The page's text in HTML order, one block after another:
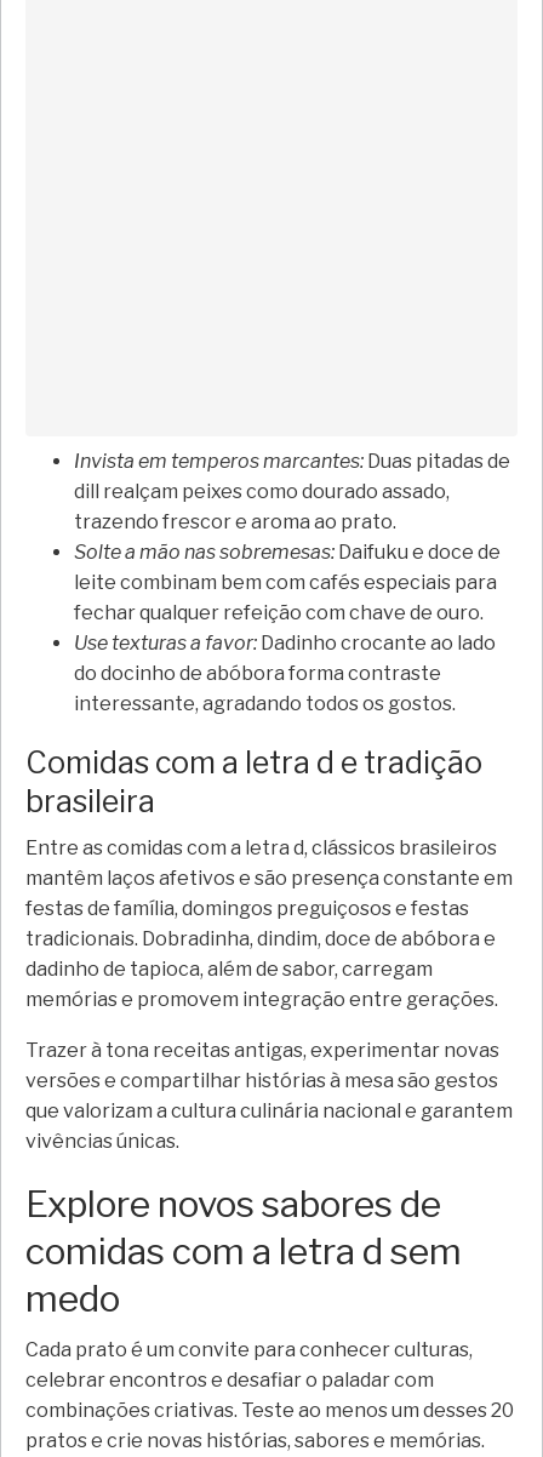
Invista em temperos marcantes: Duas pitadas de
dill realçam peixes como dourado assado,
trazendo frescor e aroma ao prato.
Solte a mão nas sobremesas: Daifuku e doce de
leite combinam bem com cafés especiais para
fechar qualquer refeição com chave de ouro.
Use texturas a favor: Dadinho crocante ao lado
do docinho de abóbora forma contraste
interessante, agradando todos os gostos.
Comidas com a letra d e tradição
brasileira
Entre as comidas com a letra d, clássicos brasileiros
mantêm laços afetivos e são presença constante em
festas de família, domingos preguiçosos e festas
tradicionais. Dobradinha, dindim, doce de abóbora e
dadinho de tapioca, além de sabor, carregam
memórias e promovem integração entre gerações.
Trazer à tona receitas antigas, experimentar novas
versões e compartilhar histórias à mesa são gestos
que valorizam a cultura culinária nacional e garantem
vivências únicas.
Explore novos sabores de
comidas com a letra d sem
medo
Cada prato é um convite para conhecer culturas,
celebrar encontros e desafiar o paladar com
combinações criativas. Teste ao menos um desses 20
pratos e crie novas histórias, sabores e memórias.